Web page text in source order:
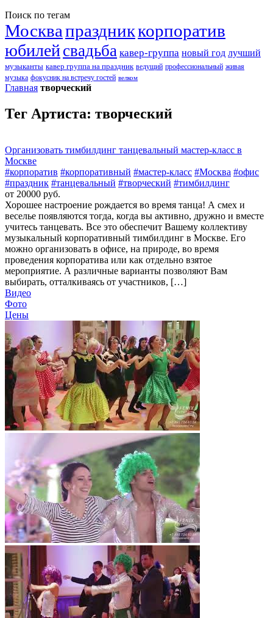
Поиск по тегам
Москвапраздниккорпоратив
юбилейсвадьба кавер-группа новый год лучший
музыканты кавер группа на праздник ведущий профессиональный живая
музыка фокусник на встречу гостей велком
Главная творческий
Тег Артиста: творческий
Организовать тимбилдинг танцевальный мастер-класс в
Москве
#корпоратив #корпоративный #мастер-класс #Москва #офис
#праздник #танцевальный #творческий #тимбилдинг
от 20000 руб.
Хорошее настроение рождается во время танца! А смех и
веселье появляются тогда, когда вы активно, дружно и вместе
учитесь танцевать. Все это обеспечит Вашему коллективу
музыкальный корпоративный тимбилдинг в Москве. Его
можно организовать в офисе, на природе, во время
проведения корпоратива или как отдельно взятое
мероприятие. А различные варианты позволяют Вам
выбирать, отталкиваясь от участников, […]
Видео
Фото
Цены